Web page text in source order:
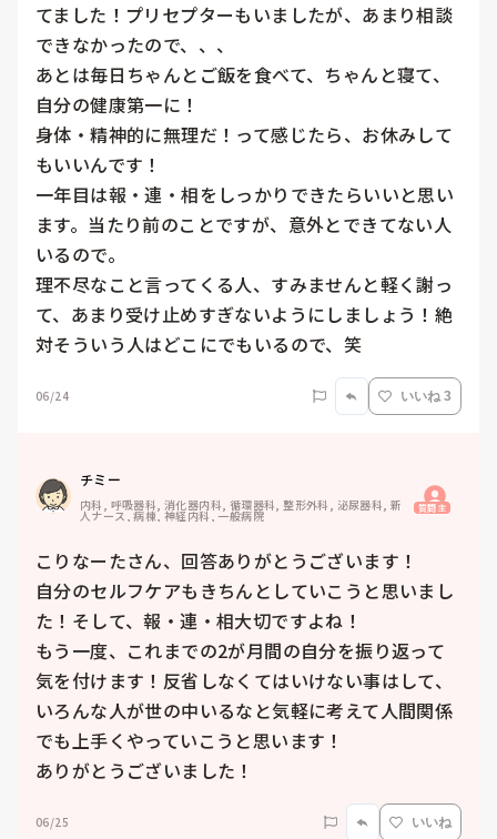
てました！プリセプターもいましたが、あまり相談
できなかったので、、、
あとは毎日ちゃんとご飯を食べて、ちゃんと寝て、
自分の健康第一に！
身体・精神的に無理だ！って感じたら、お休みして
もいいんです！
一年目は報・連・相をしっかりできたらいいと思い
ます。当たり前のことですが、意外とできてない人
いるので。
理不尽なこと言ってくる人、すみませんと軽く謝っ
て、あまり受け止めすぎないようにしましょう！絶
対そういう人はどこにでもいるので、笑
06/24 いいね 3
チミー
内科, 呼吸器科, 消化器内科, 循環器科, 整形外科, 泌尿器科, 新
人ナース, 病棟, 神経内科, 一般病院 質問主
こりなーたさん、回答ありがとうございます！
自分のセルフケアもきちんとしていこうと思いまし
た！そして、報・連・相大切ですよね！
もう一度、これまでの2が月間の自分を振り返って
気を付けます！反省しなくてはいけない事はして、
いろんな人が世の中いるなと気軽に考えて人間関係
でも上手くやっていこうと思います！
ありがとうございました！
06/25 いいね